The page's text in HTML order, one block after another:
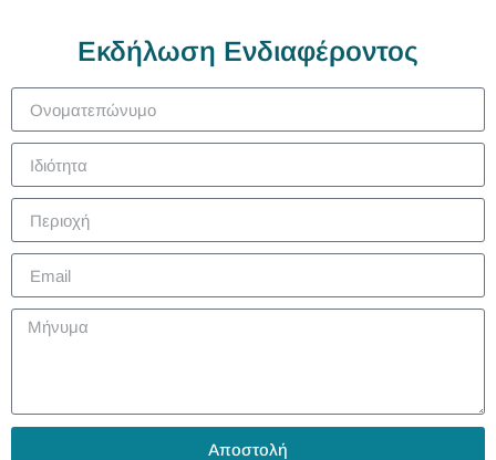
Εκδήλωση Ενδιαφέροντος
Αποστολή